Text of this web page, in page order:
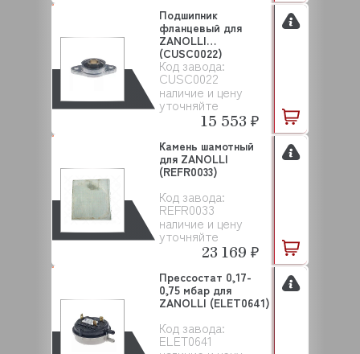
Код завода:
CUSC0022
наличие и цену
уточняйте
Подшипник
фланцевый для
ZANOLLI
(CUSC0022)
15 553 ₽
Код завода:
REFR0033
наличие и цену
уточняйте
Камень шамотный
для ZANOLLI
(REFR0033)
23 169 ₽
Код завода:
ELET0641
Прессостат 0,17-
0,75 мбар для
ZANOLLI (ELET0641)